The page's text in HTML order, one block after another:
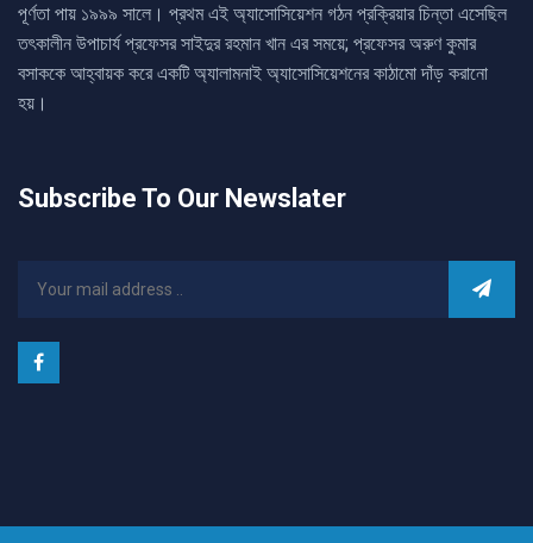
পূর্ণতা পায় ১৯৯৯ সালে। প্রথম এই অ্যাসোসিয়েশন গঠন প্রক্রিয়ার চিন্তা এসেছিল
তৎকালীন উপাচার্য প্রফেসর সাইদুর রহমান খান এর সময়ে; প্রফেসর অরুণ কুমার
বসাককে আহ্বায়ক করে একটি অ্যালামনাই অ্যাসোসিয়েশনের কাঠামো দাঁড় করানো
হয়।
Subscribe To Our Newslater